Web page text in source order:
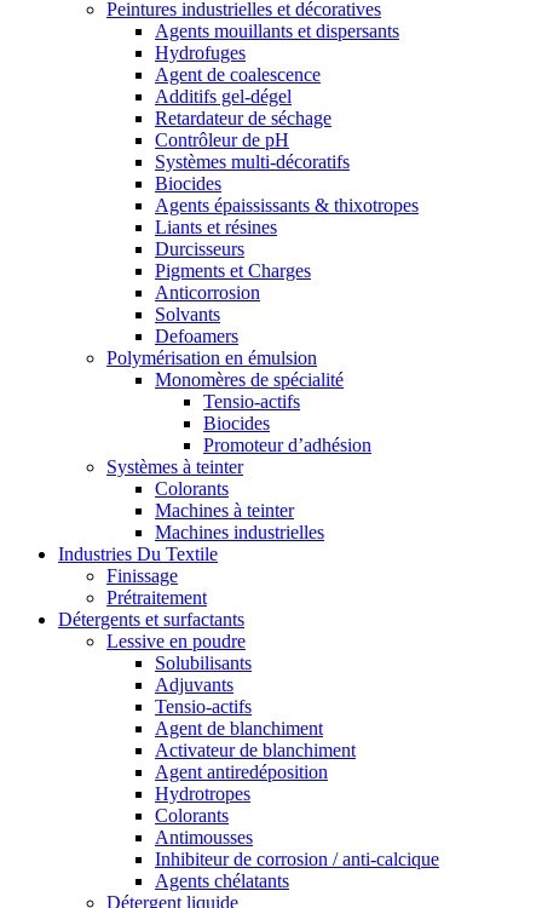
Peintures industrielles et décoratives
Agents mouillants et dispersants
Hydrofuges
Agent de coalescence
Additifs gel-dégel
Retardateur de séchage
Contrôleur de pH
Systèmes multi-décoratifs
Biocides
Agents épaississants & thixotropes
Liants et résines
Durcisseurs
Pigments et Charges
Anticorrosion
Solvants
Defoamers
Polymérisation en émulsion
Monomères de spécialité
Tensio-actifs
Biocides
Promoteur d’adhésion
Systèmes à teinter
Colorants
Machines à teinter
Machines industrielles
Industries Du Textile
Finissage
Prétraitement
Détergents et surfactants
Lessive en poudre
Solubilisants
Adjuvants
Tensio-actifs
Agent de blanchiment
Activateur de blanchiment
Agent antiredéposition
Hydrotropes
Colorants
Antimousses
Inhibiteur de corrosion / anti-calcique
Agents chélatants
Détergent liquide